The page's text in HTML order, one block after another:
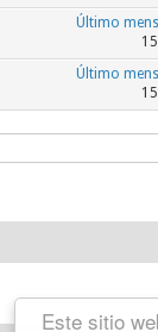
Este sitio
Último
Último